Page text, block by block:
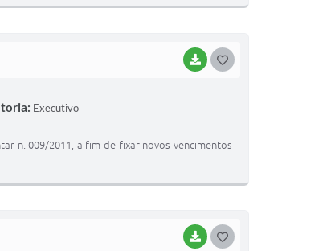
I
BAIXAR
I
Executivo
n. 009/2011, a fim de fixar novos vencimentos
BAIXAR